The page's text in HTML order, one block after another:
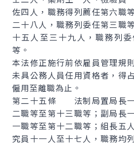
佐四人，職務得列薦任第六職
二十八人，職務列委任第三職
十五人至三十九人，職務列
等。
本法修正施行前依雇員管理規
未具公務人員任用資格者，得
僱用至離職為止。
第二十五條 法制局置局長一
二職等至第十三職等；副局長
一職等至第十二職等；組長五
究員十一人至十七人，職務均